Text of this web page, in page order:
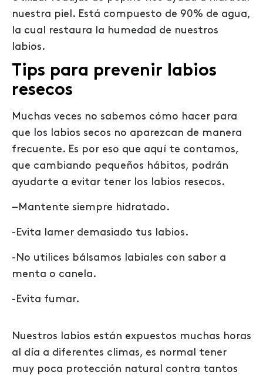
nuestra piel. Está compuesto de 90% de agua,
la cual restaura la humedad de nuestros
labios.
Tips para prevenir labios
resecos
Muchas veces no sabemos cómo hacer para
que los labios secos no aparezcan de manera
frecuente. Es por eso que aquí te contamos,
que cambiando pequeños hábitos, podrán
ayudarte a evitar tener los labios resecos.
– Mantente siempre hidratado.
-Evita lamer demasiado tus labios.
-No utilices bálsamos labiales con sabor a
menta o canela.
-Evita fumar.
Nuestros labios están expuestos muchas horas
al día a diferentes climas, es normal tener
muy poca protección natural contra tantos